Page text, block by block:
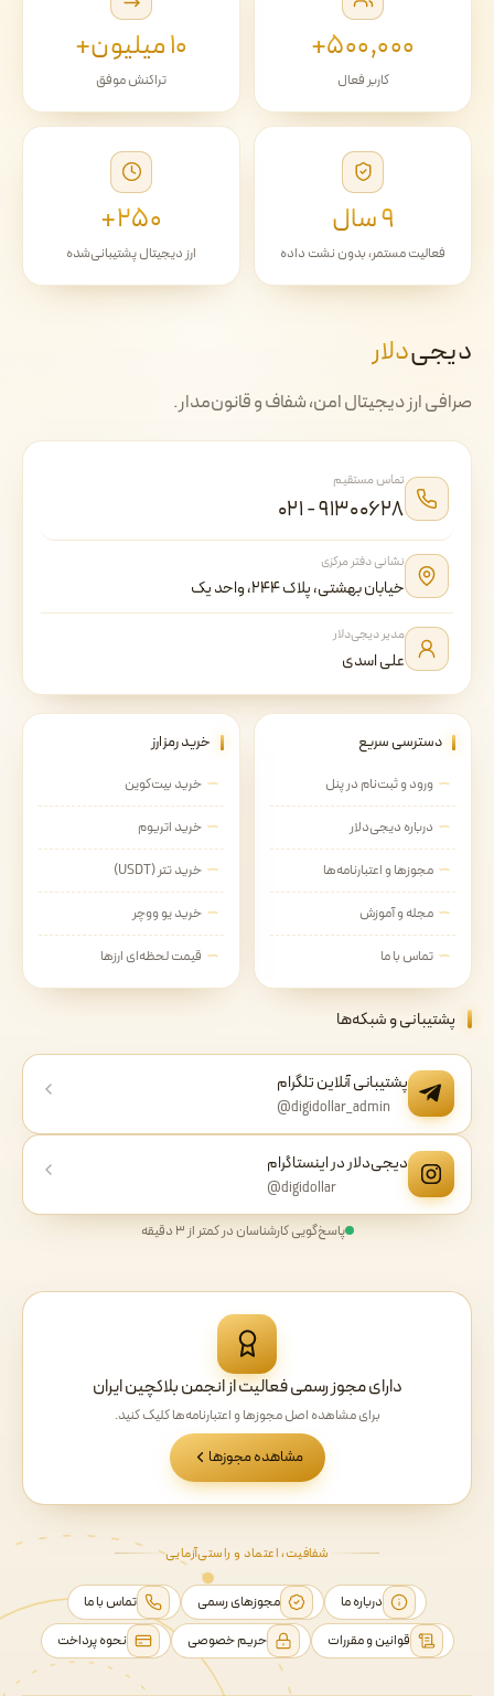
۵۰۰٬۰۰۰+
کاربر فعال
۱۰ میلیون+
تراکنش موفق
۹ سال
فعالیت مستمر، بدون نشت داده
۲۵۰+
ارز دیجیتال پشتیبانی‌شده
دیجی‌دلار
صرافی ارز دیجیتال امن، شفاف و قانون‌مدار.
تماس مستقیم
۰۲۱ - ۹۱۳۰۰۶۲۸
نشانی دفتر مرکزی
خیابان بهشتی، پلاک ۲۴۴، واحد یک
مدیر دیجی‌دلار
علی اسدی
دسترسی سریع
ورود و ثبت‌نام در پنل
درباره دیجی‌دلار
مجوزها و اعتبارنامه‌ها
مجله و آموزش
تماس با ما
خرید رمزارز
خرید بیت‌کوین
خرید اتریوم
خرید تتر (USDT)
خرید یو ووچر
قیمت لحظه‌ای ارزها
پشتیبانی و شبکه‌ها
پشتیبانی آنلاین تلگرام
@digidollar_admin
دیجی‌دلار در اینستاگرام
@digidollar
پاسخ‌گویی کارشناسان در کمتر از ۳ دقیقه
دارای مجوز رسمی فعالیت از انجمن بلاکچین ایران
برای مشاهده اصل مجوزها و اعتبارنامه‌ها کلیک کنید.
مشاهده مجوزها
شفافیت، اعتماد و راستی‌آزمایی
درباره ما مجوزهای رسمی
تماس با ما
قوانین و مقررات
حریم خصوصی نحوه پرداخت